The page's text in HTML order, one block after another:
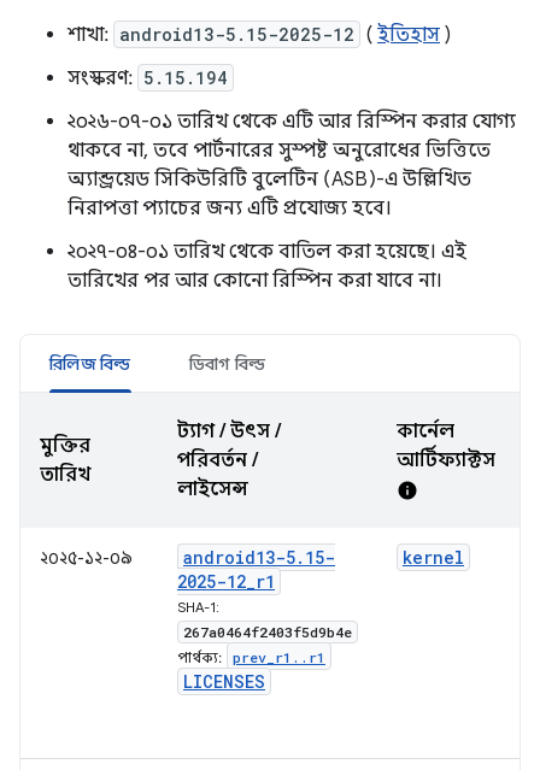
শাখা: android13-5.15-2025-12 ( ইতিহাস )
সংস্করণ: 5.15.194
২০২৬-০৭-০১ তারিখ থেকে এটি আর রিস্পিন করার যোগ্য
থাকবে না, তবে পার্টনারের সুস্পষ্ট অনুরোধের ভিত্তিতে
অ্যান্ড্রয়েড সিকিউরিটি বুলেটিন (ASB)-এ উল্লিখিত
নিরাপত্তা প্যাচের জন্য এটি প্রযোজ্য হবে।
২০২৭-০৪-০১ তারিখ থেকে বাতিল করা হয়েছে। এই
তারিখের পর আর কোনো রিস্পিন করা যাবে না।
রিলিজ বিল্ড ডিবাগ বিল্ড
মুক্তির
তারিখ
ট্যাগ / উৎস /
পরিবর্তন /
লাইসেন্স
কার্নেল
আর্টিফ্যাক্টস
info
২০২৫-১২-০৯ android13-5. 15-
2025-12_r1
SHA-1:
267a0464f2403f5d9b4e
পার্থক্য: prev r1 . . r1
LICENSES
kernel